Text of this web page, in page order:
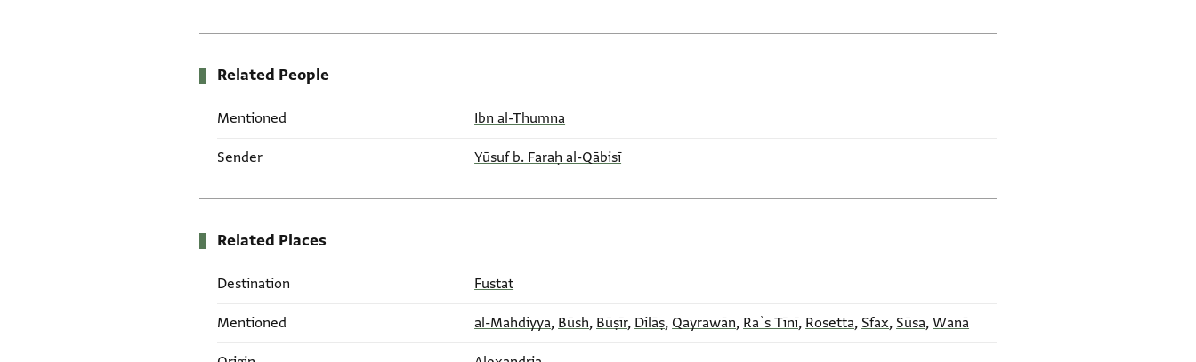
Related People
Mentioned Ibn al-Thumna
Sender Yūsuf b. Faraḥ al-Qābisī
Related Places
Destination Fustat
Mentioned al-Mahdiyya, Būsh, Būṣīr, Dilāṣ, Qayrawān, Raʾs Tīnī, Rosetta, Sfax, Sūsa,Wanā